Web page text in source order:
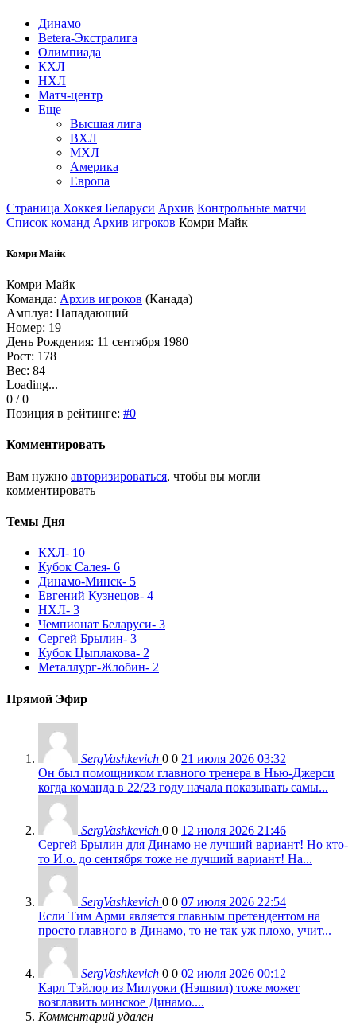
Динамо
Betera-Экстралига
Олимпиада
КХЛ
НХЛ
Матч-центр
Еще
Высшая лига
ВХЛ
МХЛ
Америка
Европа
Страница Хоккея Беларуси Архив Контрольные матчи
Список команд Архив игроков Комри Майк
Комри Майк
Комри Майк
Команда: Архив игроков (Канада)
Амплуа: Нападающий
Номер: 19
День Рождения: 11 сентября 1980
Рост: 178
Вес: 84
Loading...
0 / 0
Позиция в рейтинге: #0
Комментировать
Вам нужно авторизироваться, чтобы вы могли
комментировать
Темы Дня
КХЛ- 10
Кубок Салея- 6
Динамо-Минск- 5
Евгений Кузнецов- 4
НХЛ- 3
Чемпионат Беларуси- 3
Сергей Брылин- 3
Кубок Цыплакова- 2
Металлург-Жлобин- 2
Прямой Эфир
SergVashkevich 0 0 21 июля 2026 03:32
Он был помощником главного тренера в Нью-Джерси
когда команда в 22/23 году начала показывать самы...
SergVashkevich 0 0 12 июля 2026 21:46
Сергей Брылин для Динамо не лучший вариант! Но кто-
то И.о. до сентября тоже не лучший вариант! На...
SergVashkevich 0 0 07 июля 2026 22:54
Если Тим Арми является главным претендентом на
просто главного в Динамо, то не так уж плохо, учит...
SergVashkevich 0 0 02 июля 2026 00:12
Карл Тэйлор из Милуоки (Нэшвил) тоже может
возглавить минское Динамо....
Комментарий удален